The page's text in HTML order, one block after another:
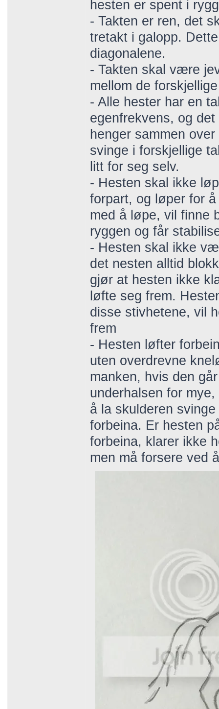
hesten er spent i
- Takten er ren, det
tretakt i galopp.
diagonalene.
- Takten skal være
mellom de
- Alle hester har en
egenfrekvens, og
henger sammen
svinge i forskjellige
litt for seg selv.
- Hesten skal ikke
forpart, og løper for
med å løpe, vil finne
ryggen og får
- Hesten skal ikke
det nesten alltid
gjør at hesten ikke
løfte seg frem.
disse stivhetene, vil
frem
- Hesten løfter
uten overdrevne
manken, hvis den
underhalsen for
å la skulderen
forbeina. Er hesten
forbeina, klarer ikke
men må forsere ved